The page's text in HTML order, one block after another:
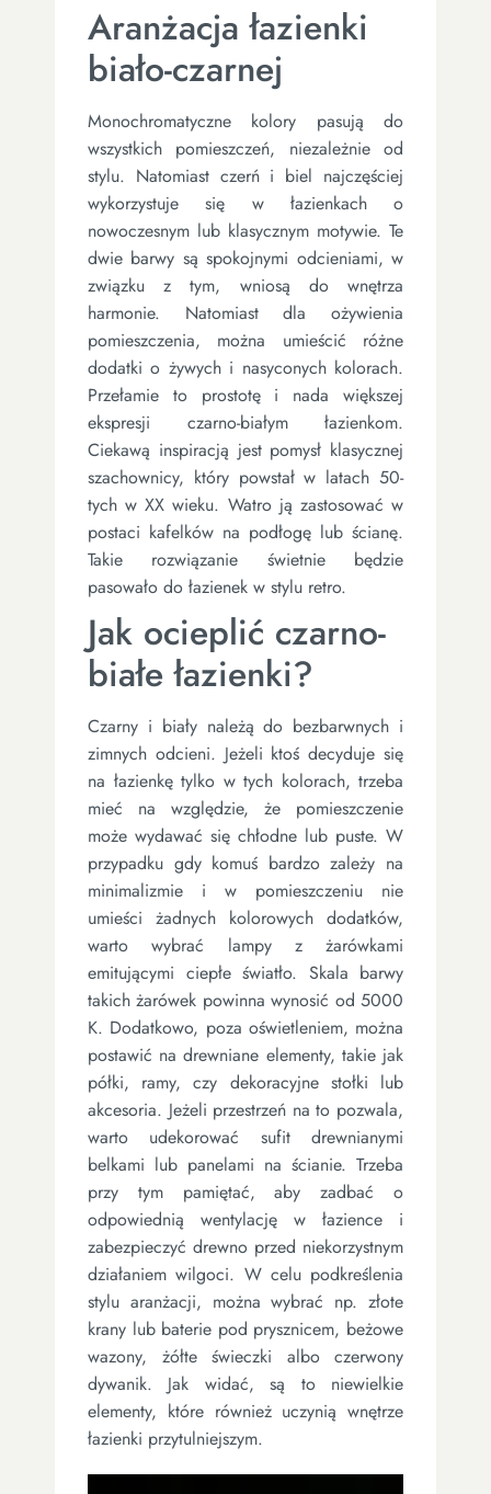
Aranżacja łazienki
biało-czarnej
Monochromatyczne kolory pasują do
wszystkich pomieszczeń, niezależnie od
stylu. Natomiast czerń i biel najczęściej
wykorzystuje się w łazienkach o
nowoczesnym lub klasycznym motywie. Te
dwie barwy są spokojnymi odcieniami, w
związku z tym, wniosą do wnętrza
harmonie. Natomiast dla ożywienia
pomieszczenia, można umieścić różne
dodatki o żywych i nasyconych kolorach.
Przełamie to prostotę i nada większej
ekspresji czarno-białym łazienkom.
Ciekawą inspiracją jest pomysł klasycznej
szachownicy, który powstał w latach 50-
tych w XX wieku. Watro ją zastosować w
postaci kafelków na podłogę lub ścianę.
Takie rozwiązanie świetnie będzie
pasowało do łazienek w stylu retro.
Jak ocieplić czarno-
białe łazienki?
Czarny i biały należą do bezbarwnych i
zimnych odcieni. Jeżeli ktoś decyduje się
na łazienkę tylko w tych kolorach, trzeba
mieć na względzie, że pomieszczenie
może wydawać się chłodne lub puste. W
przypadku gdy komuś bardzo zależy na
minimalizmie i w pomieszczeniu nie
umieści żadnych kolorowych dodatków,
warto wybrać lampy z żarówkami
emitującymi ciepłe światło. Skala barwy
takich żarówek powinna wynosić od 5000
K. Dodatkowo, poza oświetleniem, można
postawić na drewniane elementy, takie jak
półki, ramy, czy dekoracyjne stołki lub
akcesoria. Jeżeli przestrzeń na to pozwala,
warto udekorować sufit drewnianymi
belkami lub panelami na ścianie. Trzeba
przy tym pamiętać, aby zadbać o
odpowiednią wentylację w łazience i
zabezpieczyć drewno przed niekorzystnym
działaniem wilgoci. W celu podkreślenia
stylu aranżacji, można wybrać np. złote
krany lub baterie pod prysznicem, beżowe
wazony, żółte świeczki albo czerwony
dywanik. Jak widać, są to niewielkie
elementy, które również uczynią wnętrze
łazienki przytulniejszym.